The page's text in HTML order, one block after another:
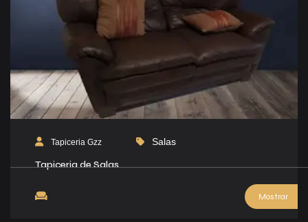
Tapiceria Gzz Salas
Tapiceria de Salas
Mostrar